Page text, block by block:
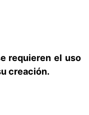
requieren el uso
creación.